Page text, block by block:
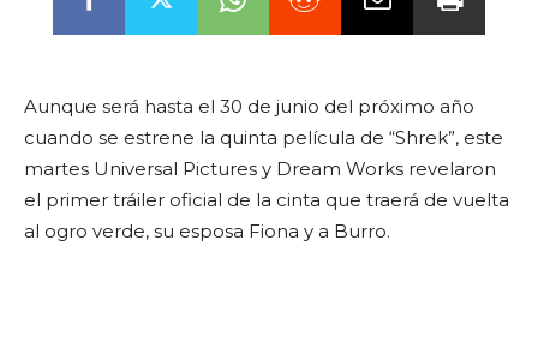
Aunque será hasta el 30 de junio del próximo año
cuando se estrene la quinta película de “Shrek”, este
martes Universal Pictures y Dream Works revelaron
el primer tráiler oficial de la cinta que traerá de vuelta
al ogro verde, su esposa Fiona y a Burro.